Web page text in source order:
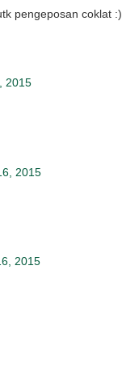
pengeposan coklat :)
2015
2015
2015